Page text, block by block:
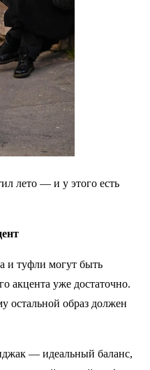
и туфли могут быть
акцента уже достаточно.
остальной образ должен
— идеальный баланс,